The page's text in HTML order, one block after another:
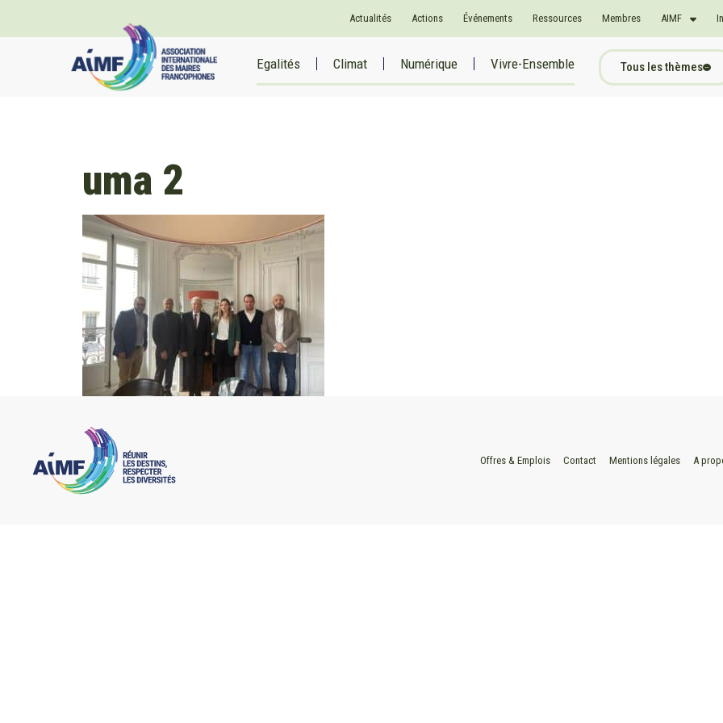
Actualités Actions Événements Ressources Membres AIMF
Egalités Climat Numérique Vivre-Ensemble Tous les thèmes
uma 2
Offres & Emplois Contact Mentions légales A